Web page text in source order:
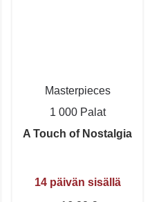
Masterpieces
1 000 Palat
A Touch of Nostalgia
14 päivän sisällä